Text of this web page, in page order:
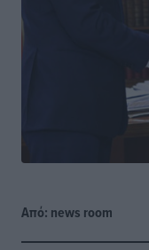
Από: news room